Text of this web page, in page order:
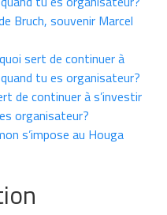
Bruch, souvenir Marcel
sert de continuer à
tu es organisateur?
de continuer à s’investir
organisateur?
s’impose au Houga